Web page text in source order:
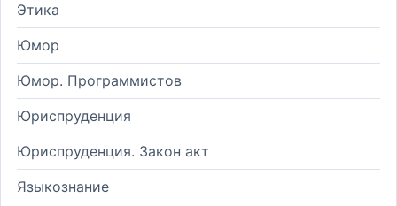
Этика
Юмор
Юмор. Программистов
Юриспруденция
Юриспруденция. Закон акт
Языкознание